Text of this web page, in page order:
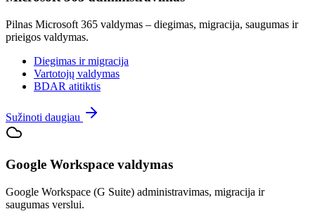
Pilnas Microsoft 365 valdymas – diegimas, migracija, saugumas ir
prieigos valdymas.
Diegimas ir migracija
Vartotojų valdymas
BDAR atitiktis
Sužinoti daugiau
Google Workspace valdymas
Google Workspace (G Suite) administravimas, migracija ir
saugumas verslui.